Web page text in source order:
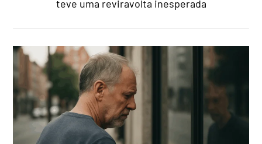
teve uma reviravolta inesperada